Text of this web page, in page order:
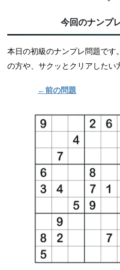
今回のナンプ
本日の初級のナンプレ問題です
の方や、サクッとクリアしたい
←前の問題